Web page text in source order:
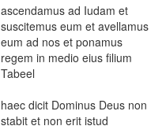
ascendamus ad Iudam et
suscitemus eum et avellamus
eum ad nos et ponamus
regem in medio eius filium
Tabeel
haec dicit Dominus Deus non
stabit et non erit istud